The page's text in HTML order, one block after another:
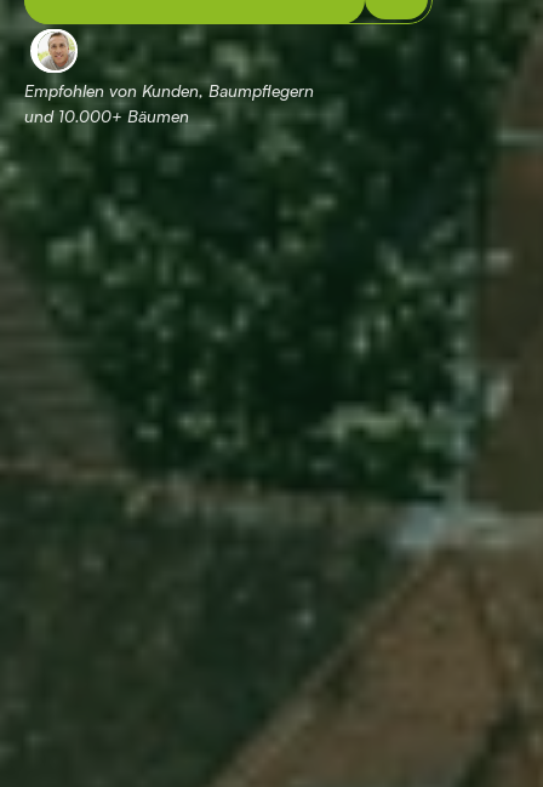
Empfohlen von Kunden, Baumpflegern
und 10.000+ Bäumen